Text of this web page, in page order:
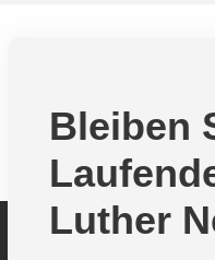
Bleiben
Luther